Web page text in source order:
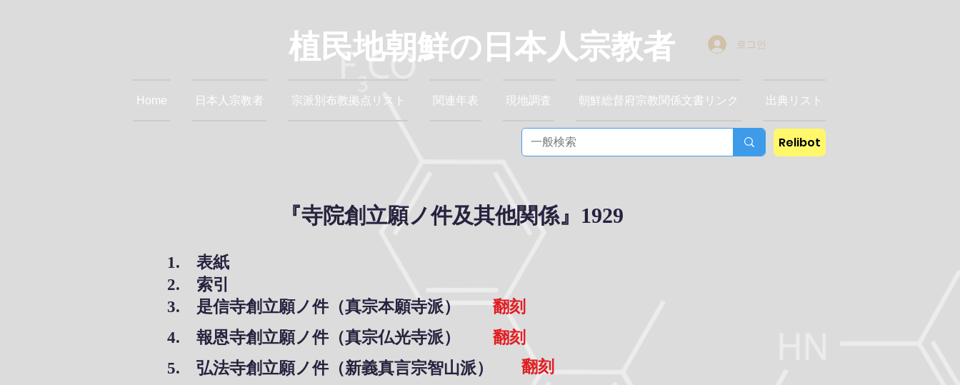
植民地朝鮮の日本人宗教者 로그인
Home 日本人宗教者 宗派別布教拠点リスト 関連年表 現地調査 朝鮮総督府宗教関係文書リンク 出典リスト
Relibot
『寺院創立願ノ件及其他関係』1929
1. 表紙
2. 索引
3. 是信寺創立願ノ件（真宗本願寺派）
翻刻
4. 報恩寺創立願ノ件（真宗仏光寺派）
翻刻
5. 弘法寺創立願ノ件（新義真言宗智山派）
翻刻